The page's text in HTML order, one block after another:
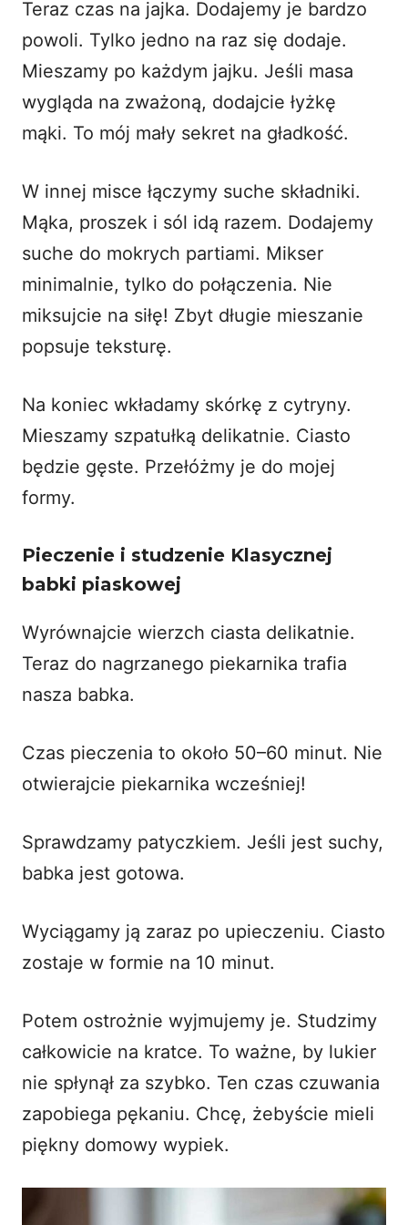
Teraz czas na jajka. Dodajemy je bardzo
powoli. Tylko jedno na raz się dodaje.
Mieszamy po każdym jajku. Jeśli masa
wygląda na zważoną, dodajcie łyżkę
mąki. To mój mały sekret na gładkość.
W innej misce łączymy suche składniki.
Mąka, proszek i sól idą razem. Dodajemy
suche do mokrych partiami. Mikser
minimalnie, tylko do połączenia. Nie
miksujcie na siłę! Zbyt długie mieszanie
popsuje teksturę.
Na koniec wkładamy skórkę z cytryny.
Mieszamy szpatułką delikatnie. Ciasto
będzie gęste. Przełóżmy je do mojej
formy.
Pieczenie i studzenie Klasycznej
babki piaskowej
Wyrównajcie wierzch ciasta delikatnie.
Teraz do nagrzanego piekarnika trafia
nasza babka.
Czas pieczenia to około 50–60 minut. Nie
otwierajcie piekarnika wcześniej!
Sprawdzamy patyczkiem. Jeśli jest suchy,
babka jest gotowa.
Wyciągamy ją zaraz po upieczeniu. Ciasto
zostaje w formie na 10 minut.
Potem ostrożnie wyjmujemy je. Studzimy
całkowicie na kratce. To ważne, by lukier
nie spłynął za szybko. Ten czas czuwania
zapobiega pękaniu. Chcę, żebyście mieli
piękny domowy wypiek.